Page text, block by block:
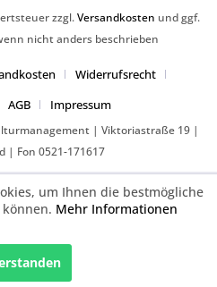
zzgl.Versandkosten und ggf.
nicht anders beschrieben
Widerrufsrecht
AGB Impressum
| Viktoriastraße 19 |
| Fon 0521-171617
um Ihnen die bestmögliche
Mehr Informationen